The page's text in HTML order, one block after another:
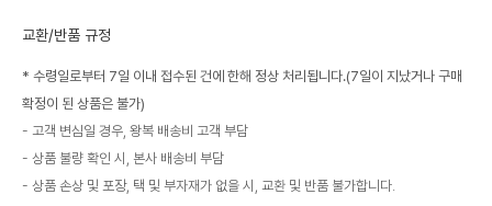
교환/반품 규정
* 수령일로부터 7일 이내 접수된 건에 한해 정상 처리됩니다.(7일이 지났거나 구매
확정이 된 상품은 불가)
고객 변심일 경우, 왕복 배송비 고객 부담
상품 불량 확인 시, 본사 배송비 부담
상품 손상 및 포장, 택 및 부자재가 없을 시, 교환 및 반품 불가합니다.